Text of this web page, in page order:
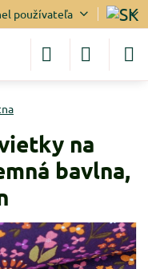
používateľa
na
bavlna,